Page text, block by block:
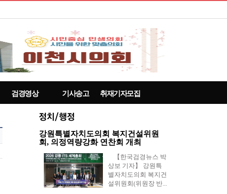
검경영상 기사송고 취재기자모집
강원특별자치도의회 복지건설위원
회, 의정역량강화 연찬회 개최
【한국검경뉴스 박
상보 기자】 강원특
별자치도의회 복지건
설위원회(위원장 반...